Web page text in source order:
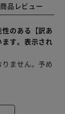
商品レビュー
のある【訳あ
す。表示され
ません。予め